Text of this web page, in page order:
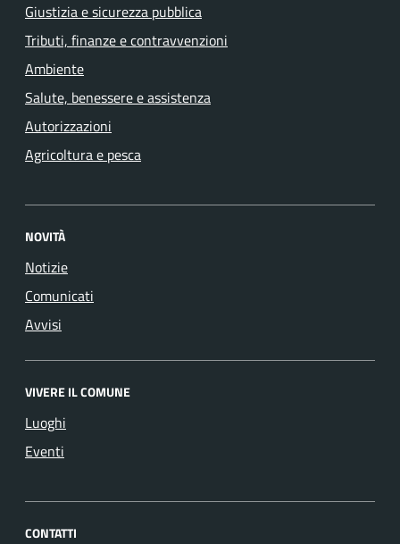
Giustizia e sicurezza pubblica
Tributi, finanze e contravvenzioni
Ambiente
Salute, benessere e assistenza
Autorizzazioni
Agricoltura e pesca
NOVITÀ
Notizie
Comunicati
Avvisi
VIVERE IL COMUNE
Luoghi
Eventi
CONTATTI